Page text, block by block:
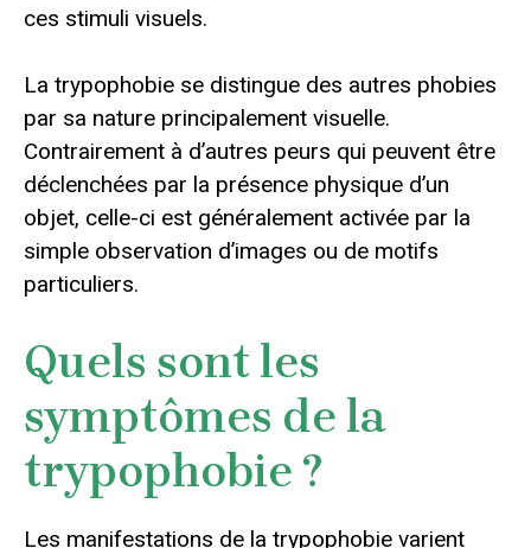
ces stimuli visuels.
La trypophobie se distingue des autres phobies
par sa nature principalement visuelle.
Contrairement à d’autres peurs qui peuvent être
déclenchées par la présence physique d’un
objet, celle-ci est généralement activée par la
simple observation d’images ou de motifs
particuliers.
Quels sont les
symptômes de la
trypophobie ?
Les manifestations de la trypophobie varient